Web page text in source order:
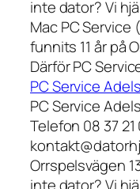
inte dator? Vi
Mac PC
funnits 11 år på
Därför PC
PC Service
PC Service
Telefon 08 37
Orrspelsvägen